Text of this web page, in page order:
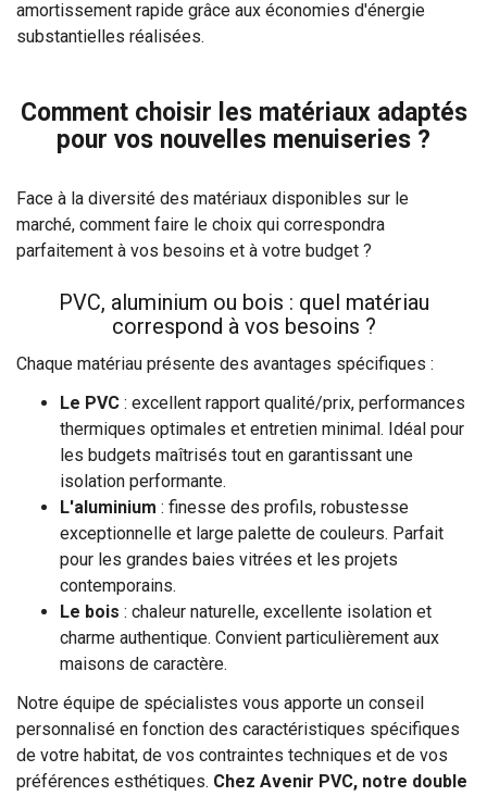
amortissement rapide grâce aux économies d'énergie
substantielles réalisées.
Comment choisir les matériaux adaptés
pour vos nouvelles menuiseries ?
Face à la diversité des matériaux disponibles sur le
marché, comment faire le choix qui correspondra
parfaitement à vos besoins et à votre budget ?
PVC, aluminium ou bois : quel matériau
correspond à vos besoins ?
Chaque matériau présente des avantages spécifiques :
Le PVC : excellent rapport qualité/prix, performances
thermiques optimales et entretien minimal. Idéal pour
les budgets maîtrisés tout en garantissant une
isolation performante.
L'aluminium : finesse des profils, robustesse
exceptionnelle et large palette de couleurs. Parfait
pour les grandes baies vitrées et les projets
contemporains.
Le bois : chaleur naturelle, excellente isolation et
charme authentique. Convient particulièrement aux
maisons de caractère.
Notre équipe de spécialistes vous apporte un conseil
personnalisé en fonction des caractéristiques spécifiques
de votre habitat, de vos contraintes techniques et de vos
préférences esthétiques. Chez Avenir PVC, notre double